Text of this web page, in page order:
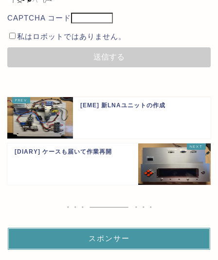
CAPTCHA コード
私はロボットではありません。
[EME] 新LNAユニットの作成
[DIARY] ケースも届いて作業再開
スポンサー